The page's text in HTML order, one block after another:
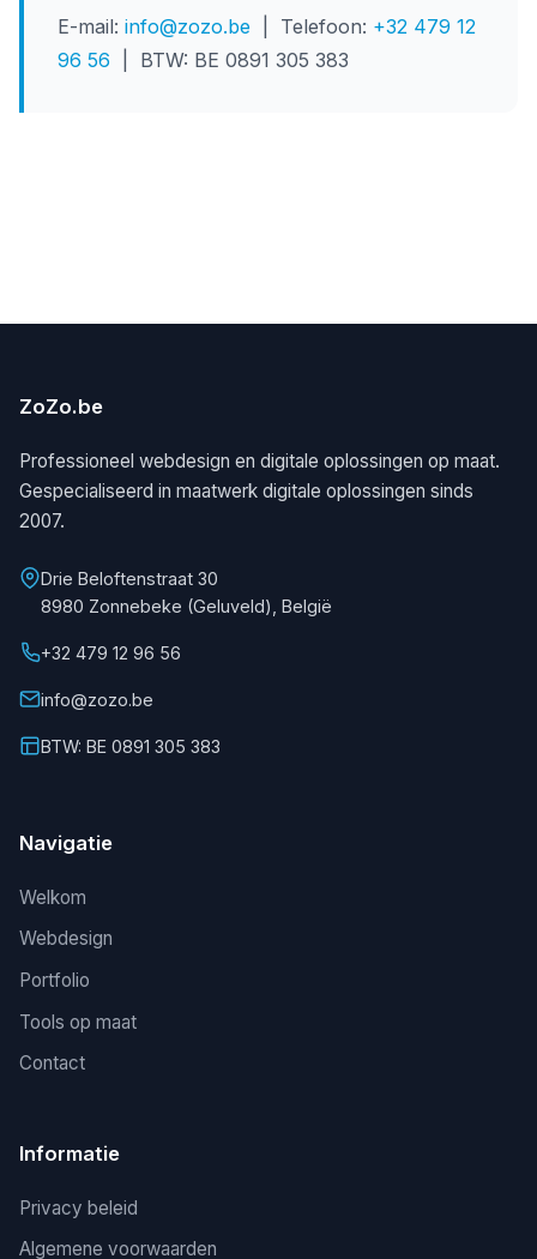
E-mail: info@zozo.be | Telefoon: +32 479 12
96 56 | BTW: BE 0891 305 383
ZoZo.be
Professioneel webdesign en digitale oplossingen op maat.
Gespecialiseerd in maatwerk digitale oplossingen sinds
2007.
Drie Beloftenstraat 30
8980 Zonnebeke (Geluveld), België
+32 479 12 96 56
info@zozo.be
BTW: BE 0891 305 383
Navigatie
Welkom
Webdesign
Portfolio
Tools op maat
Contact
Informatie
Privacy beleid
Algemene voorwaarden